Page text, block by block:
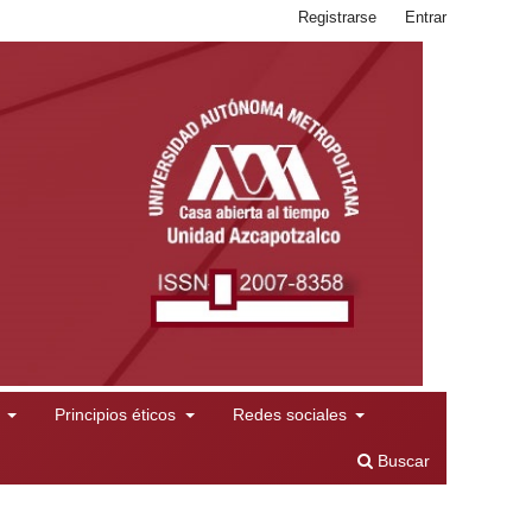
Principios éticos Redes sociales
Buscar
Registrarse Entrar